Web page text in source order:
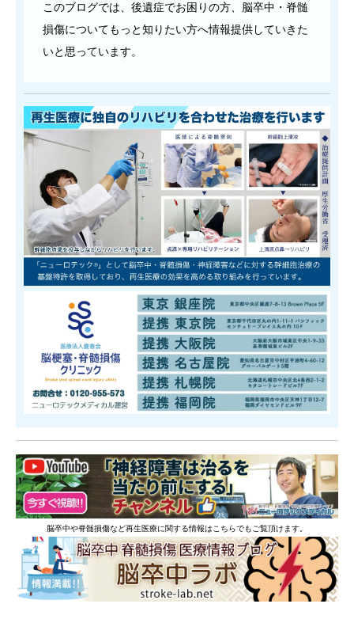
このブログでは、後遺症でお困りの方、脳卒中・脊髄
損傷についてもっと知りたい方へ情報提供していきた
いと思っています。
脳卒中や脊髄損傷など再生医療に関する情報はこちらでもご覧頂けます。